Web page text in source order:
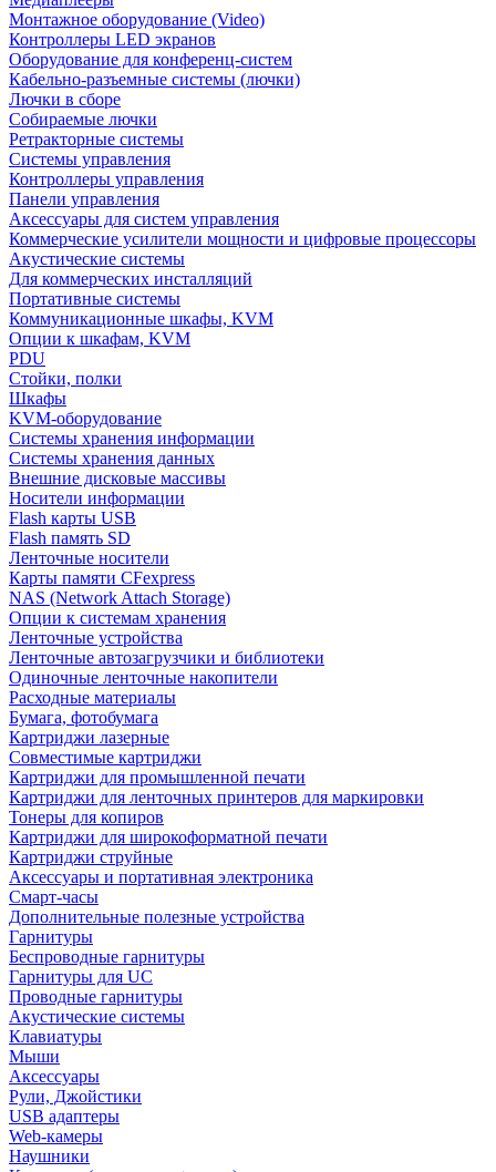
Монтажное оборудование (Video)
Контроллеры LED экранов
Оборудование для конференц-систем
Кабельно-разъемные системы (лючки)
Лючки в сборе
Собираемые лючки
Ретракторные системы
Системы управления
Контроллеры управления
Панели управления
Аксессуары для систем управления
Коммерческие усилители мощности и цифровые процессоры
Акустические системы
Для коммерческих инсталляций
Портативные системы
Коммуникационные шкафы, KVM
Опции к шкафам, KVM
PDU
Стойки, полки
Шкафы
KVM-оборудование
Системы хранения информации
Системы хранения данных
Внешние дисковые массивы
Носители информации
Flash карты USB
Flash память SD
Ленточные носители
Карты памяти CFexpress
NAS (Network Attach Storage)
Опции к системам хранения
Ленточные устройства
Ленточные автозагрузчики и библиотеки
Одиночные ленточные накопители
Расходные материалы
Бумага, фотобумага
Картриджи лазерные
Совместимые картриджи
Картриджи для промышленной печати
Картриджи для ленточных принтеров для маркировки
Тонеры для копиров
Картриджи для широкоформатной печати
Картриджи струйные
Аксессуары и портативная электроника
Смарт-часы
Дополнительные полезные устройства
Гарнитуры
Беспроводные гарнитуры
Гарнитуры для UC
Проводные гарнитуры
Акустические системы
Клавиатуры
Мыши
Аксессуары
Рули, Джойстики
USB адаптеры
Web-камеры
Наушники